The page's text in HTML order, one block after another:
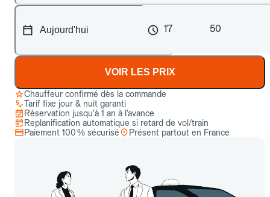
17 50
VOIR LES PRIX
Chauffeur confirmé dès la commande
Tarif fixe jour & nuit garanti
Réservation jusqu’à 1 an à l’avance
Replanification automatique si retard de vol/train
Paiement 100 % sécurisé
Présent partout en France